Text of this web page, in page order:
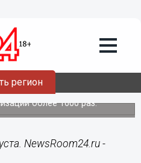
регион
штрафов
работу УК и
более 1600 раз.
NewsRoom24.ru -